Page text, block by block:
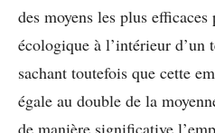
des moyens les plus
écologique à l’intérieur
sachant toutefois que cette
égale au double de la
de manière significative